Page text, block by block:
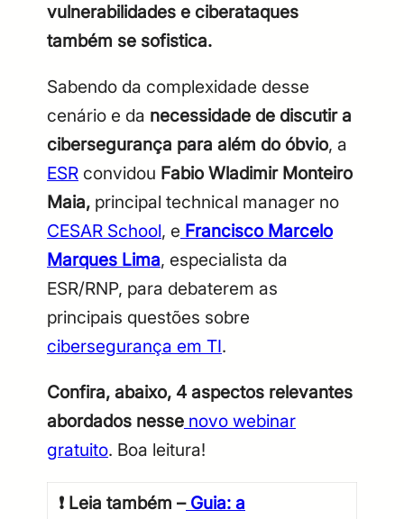
vulnerabilidades e ciberataques
também se sofistica.
Sabendo da complexidade desse
cenário e da necessidade de discutir a
cibersegurança para além do óbvio, a
ESR convidou Fabio Wladimir Monteiro
Maia, principal technical manager no
CESAR School, e Francisco Marcelo
Marques Lima, especialista da
ESR/RNP, para debaterem as
principais questões sobre
cibersegurança em TI.
Confira, abaixo, 4 aspectos relevantes
abordados nesse novo webinar
gratuito. Boa leitura!
❗ Leia também – Guia: a